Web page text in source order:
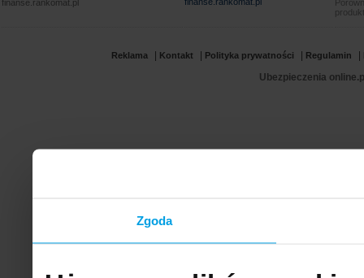
Zgoda
finanse.rankomat.pl
Reklama Kontakt Polityka prywatności Regulamin
Ubezpieczenia